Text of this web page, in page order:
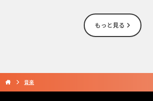
もっと見る
音楽